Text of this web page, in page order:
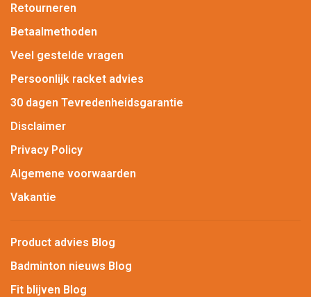
Retourneren
Betaalmethoden
Veel gestelde vragen
Persoonlijk racket advies
30 dagen Tevredenheidsgarantie
Disclaimer
Privacy Policy
Algemene voorwaarden
Vakantie
Product advies Blog
Badminton nieuws Blog
Fit blijven Blog